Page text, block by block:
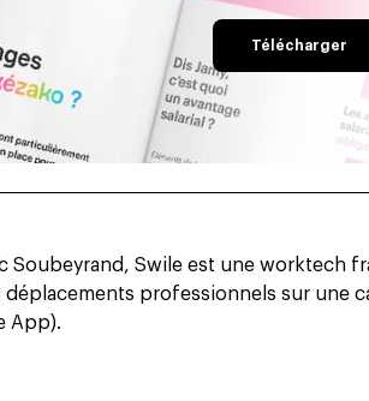
Télécharger
Soubeyrand, Swile est une worktech
déplacements professionnels sur une
App).